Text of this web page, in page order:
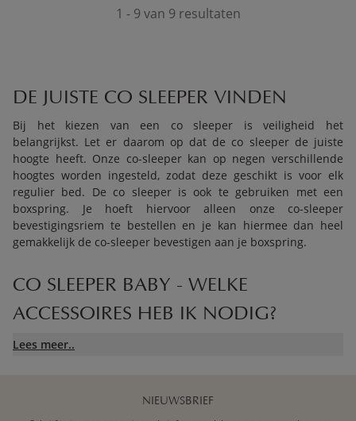
1 - 9 van 9 resultaten
DE JUISTE CO SLEEPER VINDEN
Bij het kiezen van een co sleeper is veiligheid het
belangrijkst. Let er daarom op dat de co sleeper de juiste
hoogte heeft. Onze co-sleeper kan op negen verschillende
hoogtes worden ingesteld, zodat deze geschikt is voor elk
regulier bed. De co sleeper is ook te gebruiken met een
boxspring. Je hoeft hiervoor alleen onze co-sleeper
bevestigingsriem te bestellen en je kan hiermee dan heel
gemakkelijk de co-sleeper bevestigen aan je boxspring.
CO SLEEPER BABY - WELKE
ACCESSOIRES HEB IK NODIG?
Net als bij een ledikant, heb je ook voor een co-sleeper een
comfort en hygiëne garanderen. Je kunt
Lees meer..
NIEUWSBRIEF